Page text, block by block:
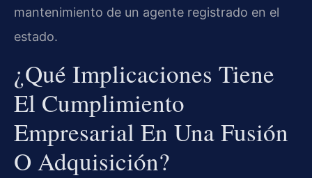
mantenimiento de un agente registrado en el
estado.
¿Qué Implicaciones Tiene
El Cumplimiento
Empresarial En Una Fusión
O Adquisición?